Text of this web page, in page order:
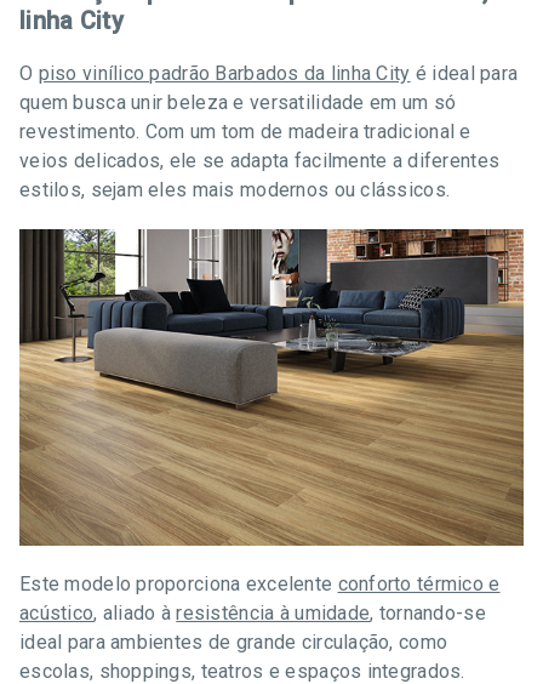
linha City
O piso vinílico padrão Barbados da linha City é ideal para
quem busca unir beleza e versatilidade em um só
revestimento. Com um tom de madeira tradicional e
veios delicados, ele se adapta facilmente a diferentes
estilos, sejam eles mais modernos ou clássicos.
Este modelo proporciona excelente conforto térmico e
acústico, aliado àresistência à umidade, tornando-se
ideal para ambientes de grande circulação, como
escolas, shoppings, teatros e espaços integrados.